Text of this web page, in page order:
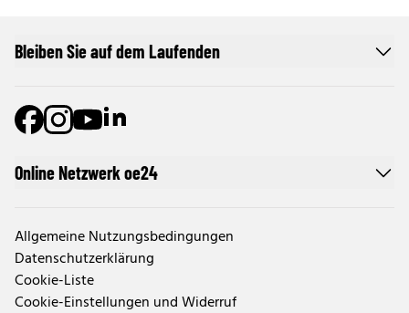
Online Netzwerk oe24
Allgemeine Nutzungsbedingungen
Datenschutzerklärung
Cookie-Liste
Cookie-Einstellungen und Widerruf
Bleiben Sie auf dem Laufenden